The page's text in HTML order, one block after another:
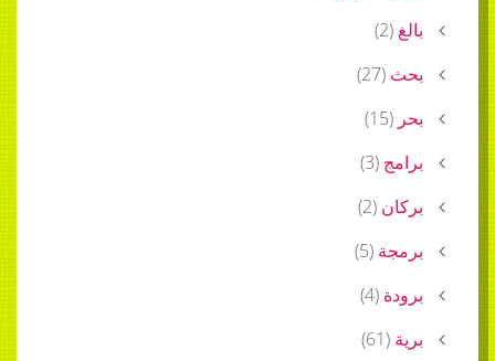
بالغ (
2
)
بحث (
27
)
بحر (
15
)
برامج (
3
)
بركان (
2
)
برمجة (
5
)
برودة (
4
)
برية (
61
)